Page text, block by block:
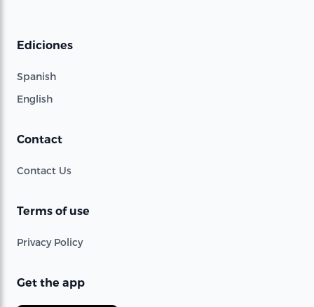
Ediciones
Spanish
English
Contact
Contact Us
Terms of use
Privacy Policy
Get the app